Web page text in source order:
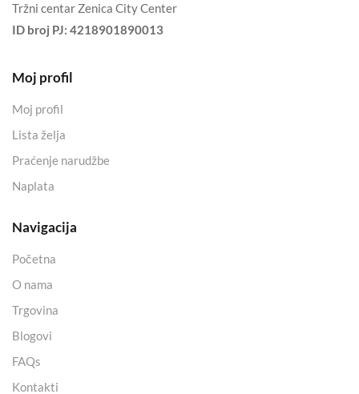
Tržni centar Zenica City Center
ID broj PJ: 4218901890013
Moj profil
Moj profil
Lista želja
Praćenje narudžbe
Naplata
Navigacija
Početna
O nama
Trgovina
Blogovi
FAQs
Kontakti